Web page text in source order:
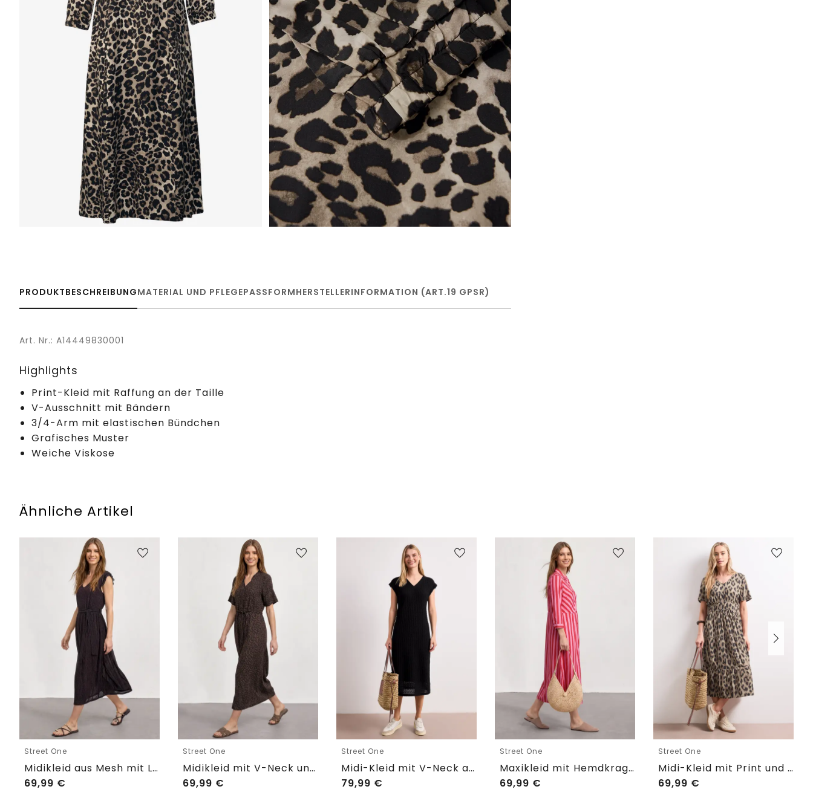
PRODUKTBESCHREIBUNGMATERIAL UND PFLEGEPASSFORMHERSTELLERINFORMATION (ART.19 GPSR)
Art. Nr.: A14449830001
Highlights
Print-Kleid mit Raffung an der Taille
V-Ausschnitt mit Bändern
3/4-Arm mit elastischen Bündchen
Grafisches Muster
Weiche Viskose
Ähnliche Artikel
Street One
Midikleid aus Mesh mit Leo-Print
69,99 €
Street One
Midikleid mit V-Neck und Leo-Print
69,99 €
Street One
Midi-Kleid mit V-Neck aus Spitze
79,99 €
Street One
Maxikleid mit Hemdkragen und Print
69,99 €
Street One
Midi-Kleid mit Print und Smok-Detail
69,99 €